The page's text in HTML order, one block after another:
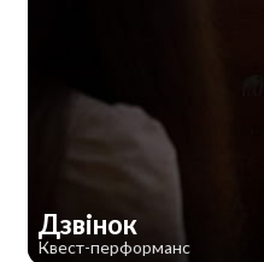
Дзвінок
Квест-перформанс